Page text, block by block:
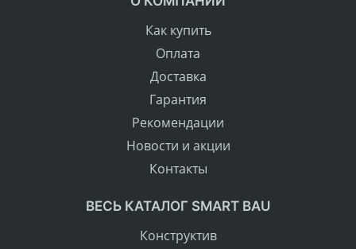
Как купить
Оплата
Доставка
Гарантия
Рекомендации
Новости и акции
Контакты
ВЕСЬ КАТАЛОГ SMART BAU
Конструктив